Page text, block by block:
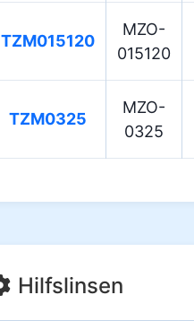
TZM015120
MZO-
015120
TZM0325
MZO-
0325
Hilfslinsen